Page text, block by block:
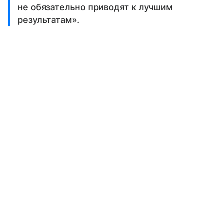
не обязательно приводят к лучшим
результатам».